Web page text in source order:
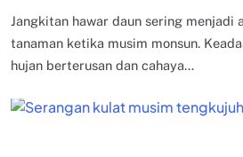
Jangkitan hawar daun sering menjadi
tanaman ketika musim monsun.
hujan berterusan dan cahaya…